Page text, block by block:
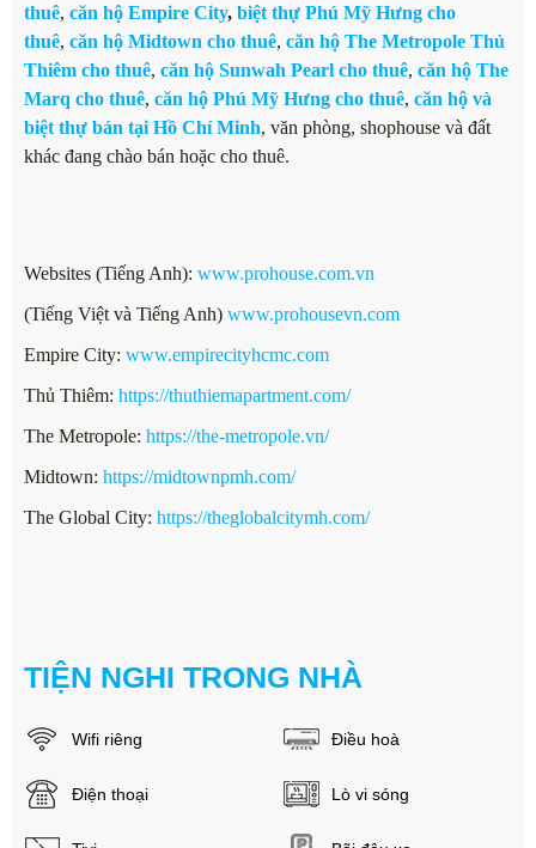
thuê, căn hộ Empire City, biệt thự Phú Mỹ Hưng cho
thuê, căn hộ Midtown cho thuê, căn hộ The Metropole Thủ
Thiêm cho thuê, căn hộ Sunwah Pearl cho thuê, căn hộ The
Marq cho thuê, căn hộ Phú Mỹ Hưng cho thuê, căn hộ và
biệt thự bán tại Hồ Chí Minh, văn phòng, shophouse và đất
khác đang chào bán hoặc cho thuê.
Websites (Tiếng Anh): www.prohouse.com.vn
(Tiếng Việt và Tiếng Anh) www.prohousevn.com
Empire City: www.empirecityhcmc.com
Thủ Thiêm: https://thuthiemapartment.com/
The Metropole: https://the-metropole.vn/
Midtown: https://midtownpmh.com/
The Global City: https://theglobalcitymh.com/
TIỆN NGHI TRONG NHÀ
Wifi riêng Điều hoà
Điện thoại Lò vi sóng